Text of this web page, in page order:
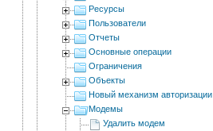
Ресурсы
Пользователи
Отчеты
Основные операции
Ограничения
Объекты
Новый механизм авторизации
Модемы
Удалить модем